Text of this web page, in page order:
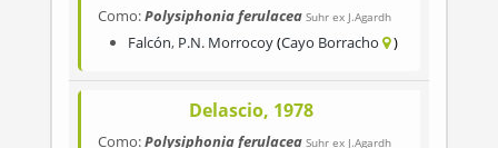
Como:Polysiphonia ferulacea Suhr ex J.Agardh
Falcón, P.N. Morrocoy Cayo Borracho
Delascio, 1978
Como:Polysiphonia ferulacea Suhr ex J.Agardh